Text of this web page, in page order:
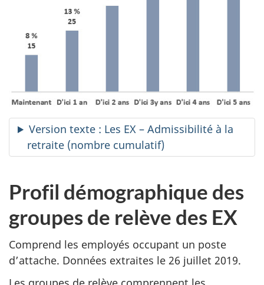
Version texte : Les EX – Admissibilité à la
retraite (nombre cumulatif)
Profil démographique des
groupes de relève des EX
Comprend les employés occupant un poste
d’attache. Données extraites le 26 juillet 2019.